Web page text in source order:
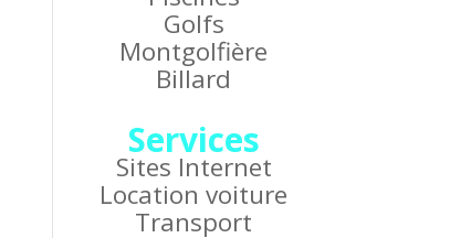
Golfs
Montgolfière
Billard
Services
Sites Internet
Location voiture
Transport